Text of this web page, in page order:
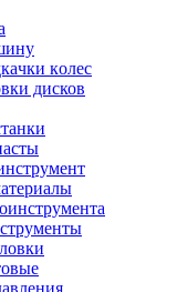
кoлec
дисков